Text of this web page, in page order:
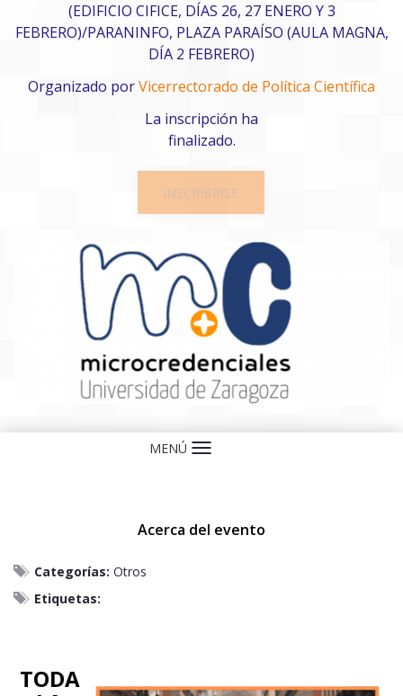
(EDIFICIO CIFICE, DÍAS 26, 27 ENERO Y 3
FEBRERO)/PARANINFO, PLAZA PARAÍSO (AULA MAGNA,
DÍA 2 FEBRERO)
Organizado porVicerrectorado de Política Científica
La inscripción ha
finalizado.
INSCRIBIRSE
MENÚ Idioma
Acerca del evento
Categorías: Otros
Etiquetas:
TODA